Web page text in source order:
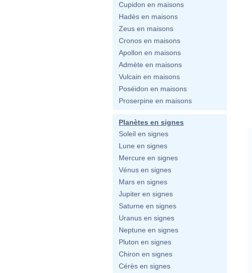
Cupidon en maisons
Hadès en maisons
Zeus en maisons
Cronos en maisons
Apollon en maisons
Admète en maisons
Vulcain en maisons
Poséidon en maisons
Proserpine en maisons
Planètes en signes
Soleil en signes
Lune en signes
Mercure en signes
Vénus en signes
Mars en signes
Jupiter en signes
Saturne en signes
Uranus en signes
Neptune en signes
Pluton en signes
Chiron en signes
Cérès en signes